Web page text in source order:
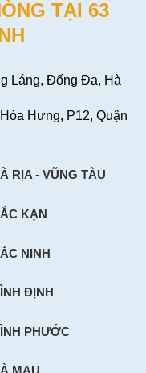
TẠI 63
Láng, Đống Đa, Hà
Hưng, P12, Quận
RỊA - VŨNG TÀU
KẠN
NINH
ĐỊNH
PHƯỚC